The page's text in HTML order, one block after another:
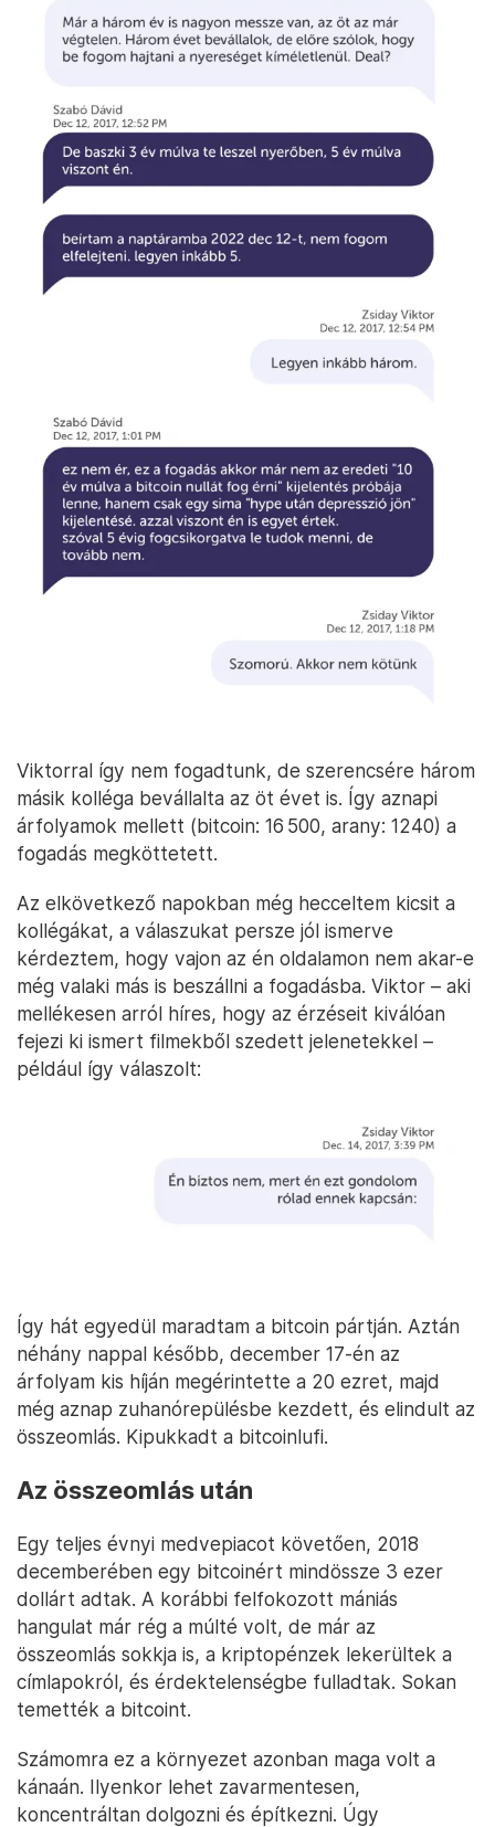
Viktorral így nem fogadtunk, de szerencsére három
másik kolléga bevállalta az öt évet is. Így aznapi
árfolyamok mellett (bitcoin: 16 500, arany: 1240) a
fogadás megköttetett.
Az elkövetkező napokban még hecceltem kicsit a
kollégákat, a válaszukat persze jól ismerve
kérdeztem, hogy vajon az én oldalamon nem akar-e
még valaki más is beszállni a fogadásba. Viktor – aki
mellékesen arról híres, hogy az érzéseit kiválóan
fejezi ki ismert filmekből szedett jelenetekkel –
például így válaszolt:
Így hát egyedül maradtam a bitcoin pártján. Aztán
néhány nappal később, december 17-én az
árfolyam kis híján megérintette a 20 ezret, majd
még aznap zuhanórepülésbe kezdett, és elindult az
összeomlás. Kipukkadt a bitcoinlufi.
Az összeomlás után
Egy teljes évnyi medvepiacot követően, 2018
decemberében egy bitcoinért mindössze 3 ezer
dollárt adtak. A korábbi felfokozott mániás
hangulat már rég a múlté volt, de már az
összeomlás sokkja is, a kriptopénzek lekerültek a
címlapokról, és érdektelenségbe fulladtak. Sokan
temették a bitcoint.
Számomra ez a környezet azonban maga volt a
kánaán. Ilyenkor lehet zavarmentesen,
koncentráltan dolgozni és építkezni. Úgy